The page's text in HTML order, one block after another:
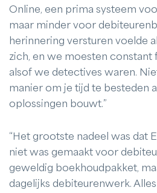
Online, een prima systeem
maar minder voor
herinnering versturen voelde
zich, en we moesten
alsof we detectives waren.
manier om je tijd te besteden
oplossingen bouwt.”
“Het grootste nadeel was dat
niet was gemaakt voor
geweldig boekhoudpakket,
dagelijks debiteurenwerk.